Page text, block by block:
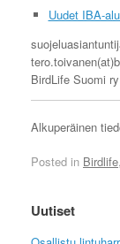
Uudet IBA-
BirdLife Suomi ry
Alkuperäinen
Posted in Birdlife,
Uutiset